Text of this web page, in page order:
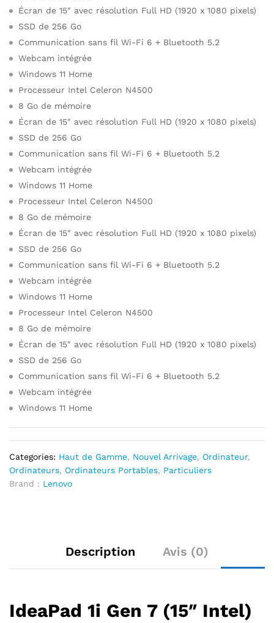
Écran de 15″ avec résolution Full HD (1920 x 1080 pixels)
SSD de 256 Go
Communication sans fil Wi-Fi 6 + Bluetooth 5.2
Webcam intégrée
Windows 11 Home
Processeur Intel Celeron N4500
8 Go de mémoire
Écran de 15″ avec résolution Full HD (1920 x 1080 pixels)
SSD de 256 Go
Communication sans fil Wi-Fi 6 + Bluetooth 5.2
Webcam intégrée
Windows 11 Home
Processeur Intel Celeron N4500
8 Go de mémoire
Écran de 15″ avec résolution Full HD (1920 x 1080 pixels)
SSD de 256 Go
Communication sans fil Wi-Fi 6 + Bluetooth 5.2
Webcam intégrée
Windows 11 Home
Processeur Intel Celeron N4500
8 Go de mémoire
Écran de 15″ avec résolution Full HD (1920 x 1080 pixels)
SSD de 256 Go
Communication sans fil Wi-Fi 6 + Bluetooth 5.2
Webcam intégrée
Windows 11 Home
Categories: Haut de Gamme, Nouvel Arrivage, Ordinateur,
Ordinateurs, Ordinateurs Portables, Particuliers
Brand : Lenovo
Description Avis (0)
IdeaPad 1i Gen 7 (15″ Intel)